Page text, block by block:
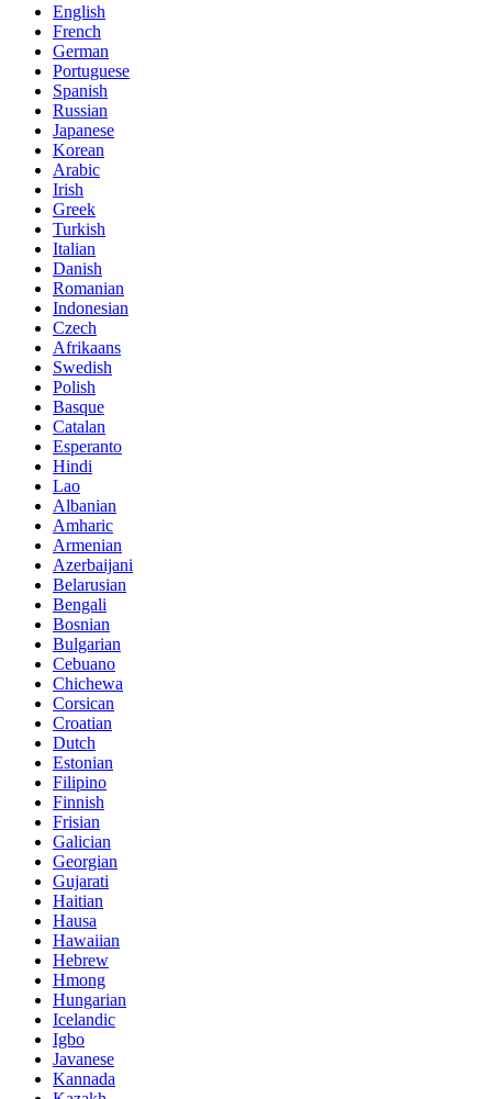
English
French
German
Portuguese
Spanish
Russian
Japanese
Korean
Arabic
Irish
Greek
Turkish
Italian
Danish
Romanian
Indonesian
Czech
Afrikaans
Swedish
Polish
Basque
Catalan
Esperanto
Hindi
Lao
Albanian
Amharic
Armenian
Azerbaijani
Belarusian
Bengali
Bosnian
Bulgarian
Cebuano
Chichewa
Corsican
Croatian
Dutch
Estonian
Filipino
Finnish
Frisian
Galician
Georgian
Gujarati
Haitian
Hausa
Hawaiian
Hebrew
Hmong
Hungarian
Icelandic
Igbo
Javanese
Kannada